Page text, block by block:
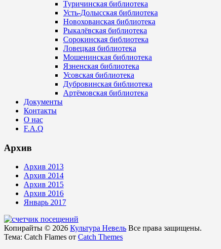
Туричинская библиотека
Усть-Долысская библиотека
Новохованская библиотека
Рыкалёвская библиотека
Сорокинская библиотека
Ловецкая библиотека
Мошенинская библиотека
Язненская библиотека
Усовская библиотека
Дубровинская библиотека
Артёмовская библиотека
Документы
Контакты
О нас
F.A.Q
Архив
Архив 2013
Архив 2014
Архив 2015
Архив 2016
Январь 2017
Копирайты © 2026 Культура Невель Все права защищены.
Тема: Catch Flames от Catch Themes